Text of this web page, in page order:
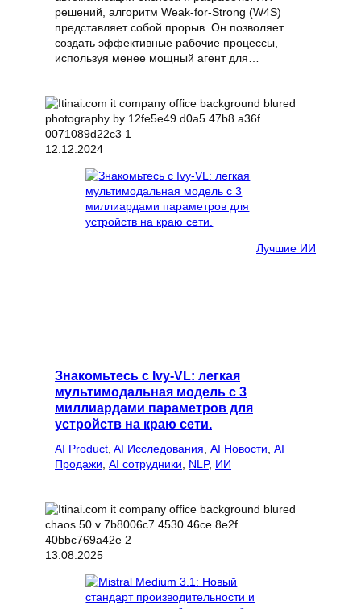
решений, алгоритм Weak-for-Strong (W4S)
представляет собой прорыв. Он позволяет
создать эффективные рабочие процессы,
используя менее мощный агент для…
12.12.2024
Лучшие ИИ
Знакомьтесь с Ivy-VL: легкая
мультимодальная модель с 3
миллиардами параметров для
устройств на краю сети.
AI Product AI Исследования AI Новости AI
Продажи AI сотрудники NLP, ИИ
13.08.2025